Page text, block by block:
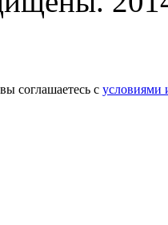
соглашаетесь с условиями